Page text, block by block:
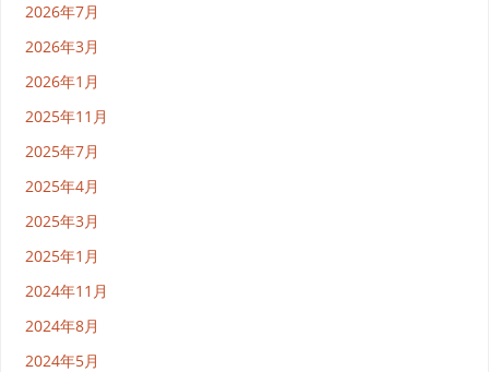
2026年7月
2026年3月
2026年1月
2025年11月
2025年7月
2025年4月
2025年3月
2025年1月
2024年11月
2024年8月
2024年5月